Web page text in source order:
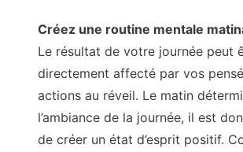
Créez une routine mentale
Le résultat de votre journée peut
directement affecté par vos
actions au réveil. Le matin
l’ambiance de la journée, il est
de créer un état d’esprit positif.